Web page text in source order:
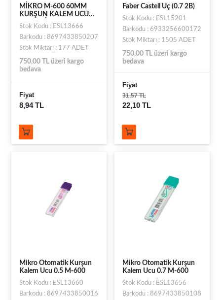
MİKRO M-600 60MM
KURŞUN KALEM UCU
(KISA MİN) 0.9MM
Stok Kodu : ESL13666
Barkodu : 8697433850207
Stok Miktarı : 177 ADET
750,00 TL üzeri kargo
bedava
Fiyat
8,94 TL
Faber Castell Uç (0.7 2B)
Stok Kodu : ESL15201
Barkodu : 6933256600172
Stok Miktarı : 1505 ADET
750,00 TL üzeri kargo
bedava
Fiyat
31,57 TL
22,10 TL
Mikro Otomatik Kurşun
Kalem Ucu 0.5 M-600
Stok Kodu : ESL13660
Barkodu : 8697433850016
Mikro Otomatik Kurşun
Kalem Ucu 0.7 M-600
Stok Kodu : ESL13656
Barkodu : 8697433850108